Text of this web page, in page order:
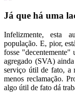
Já que há uma
Infelizmente, esta
população. E, pior,
fosse "decentemente"
agregado (SVA)
serviço útil de fato, a
menos reclamação.
algo útil de fato dá